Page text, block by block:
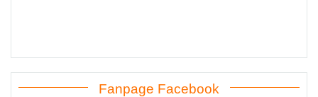
Fanpage Facebook